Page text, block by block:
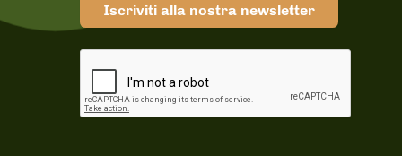
Iscriviti alla nostra newsletter